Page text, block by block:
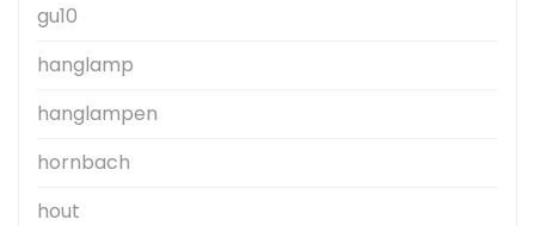
gu10
hanglamp
hanglampen
hornbach
hout